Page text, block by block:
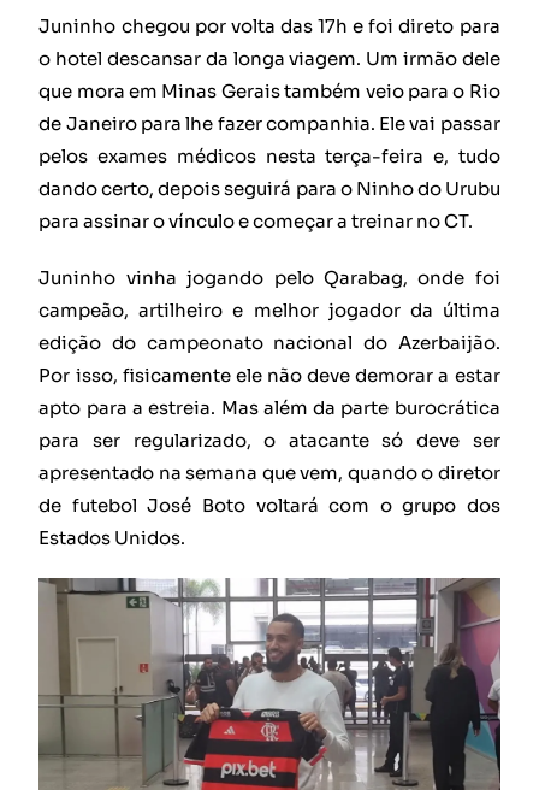
Juninho chegou por volta das 17h e foi direto para
o hotel descansar da longa viagem. Um irmão dele
que mora em Minas Gerais também veio para o Rio
de Janeiro para lhe fazer companhia. Ele vai passar
pelos exames médicos nesta terça-feira e, tudo
dando certo, depois seguirá para o Ninho do Urubu
para assinar o vínculo e começar a treinar no CT.
Juninho vinha jogando pelo Qarabag, onde foi
campeão, artilheiro e melhor jogador da última
edição do campeonato nacional do Azerbaijão.
Por isso, fisicamente ele não deve demorar a estar
apto para a estreia. Mas além da parte burocrática
para ser regularizado, o atacante só deve ser
apresentado na semana que vem, quando o diretor
de futebol José Boto voltará com o grupo dos
Estados Unidos.